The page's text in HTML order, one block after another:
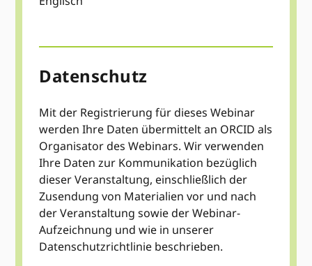
Datenschutz
Mit der Registrierung für dieses Webinar
werden Ihre Daten übermittelt an ORCID als
Organisator des Webinars. Wir verwenden
Ihre Daten zur Kommunikation bezüglich
dieser Veranstaltung, einschließlich der
Zusendung von Materialien vor und nach
der Veranstaltung sowie der Webinar-
Aufzeichnung und wie in unserer
Datenschutzrichtlinie beschrieben.